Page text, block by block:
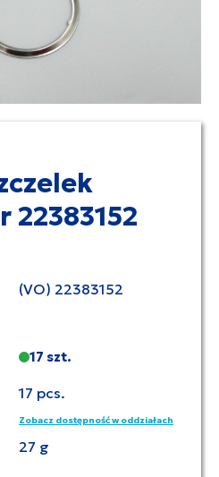
22383152
(VO) 22383152
17 szt.
17 pcs.
Zobacz dostępność w oddziałach
27 g